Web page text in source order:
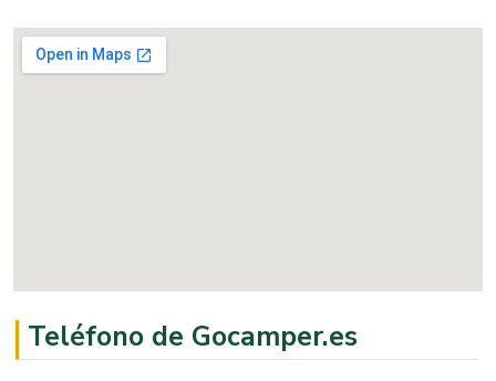
Teléfono de Gocamper.es